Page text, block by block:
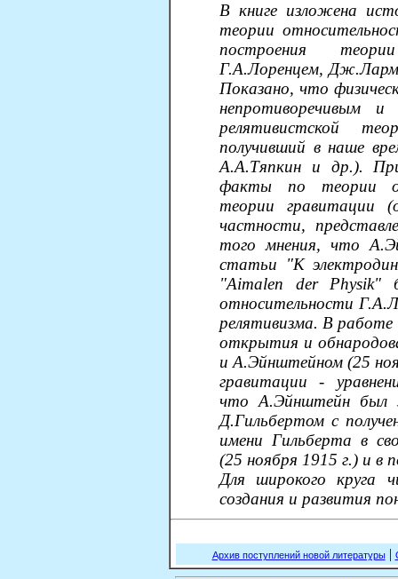
В книге изложена
теории
построения
Г.А.Лоренцем,
Показано, что
непротиворечивым
релятивистской
получивший в наше
А.А.Тяпкин и др.).
факты по теории
теории гравитации
частности,
того мнения, что
статьи "К
"Aimalen der
относительности
релятивизма. В
открытия и
и А.Эйнштейном (25
гравитации -
что А.Эйнштейн был
Д.Гильбертом с
имени Гильберта в
(25 ноября 1915 г.) и в
Для широкого круга
создания и развития
Архив поступлений новой литературы|